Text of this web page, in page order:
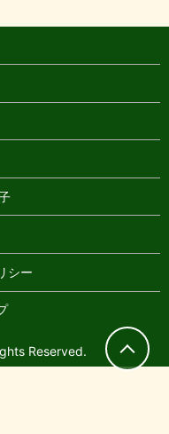
シー
Reserved.